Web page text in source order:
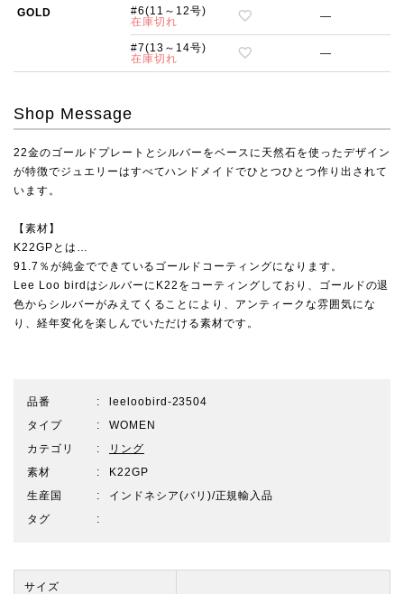
GOLD
#6(11～12号)
在庫切れ
—
#7(13～14号)
在庫切れ
—
Shop Message
22金のゴールドプレートとシルバーをベースに天然石を使ったデザイン
が特徴でジュエリーはすべてハンドメイドでひとつひとつ作り出されて
います。
【素材】
K22GPとは…
91.7％が純金でできているゴールドコーティングになります。
Lee Loo birdはシルバーにK22をコーティングしており、ゴールドの退
色からシルバーがみえてくることにより、アンティークな雰囲気にな
り、経年変化を楽しんでいただける素材です。
品番
leeloobird-23504
タイプ
WOMEN
カテゴリ
リング
素材
K22GP
生産国
インドネシア(バリ)/正規輸入品
タグ
サイズ